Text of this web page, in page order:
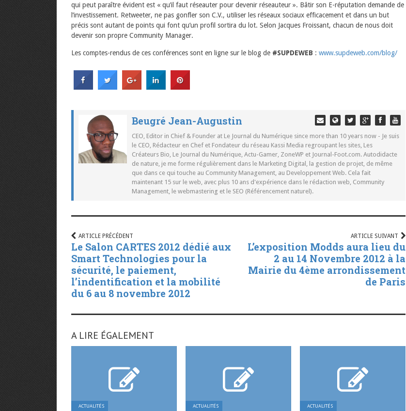
qui peut paraître évident est « qu’il faut réseauter pour devenir réseauteur ». Bâtir son E-réputation demande de
l’investissement. Retweeter, ne pas gonfler son C.V., utiliser les réseaux sociaux efficacement et dans un but
précis sont autant de points qui font qu’un profil sortira du lot. Selon Jacques Froissant, chacun de nous doit
devenir son propre Community Manager.
Les comptes-rendus de ces conférences sont en ligne sur le blog de #SUPDEWEB : www.supdeweb.com/blog/
Beugré Jean-Augustin
CEO, Editor in Chief & Founder at Le Journal du Numérique since more than 10 years now - Je suis
le CEO, Rédacteur en Chef et Fondateur du réseau Kassi Media regroupant les sites, Les
Créateurs Bio, Le Journal du Numérique, Actu-Gamer, ZoneWP et Journal-Foot.com. Autodidacte
de nature, je me forme régulièrement dans le Marketing Digital, la gestion de projet, de même
que dans ce qui touche au Community Management, au Developpement Web. Cela fait
maintenant 15 sur le web, avec plus 10 ans d'expérience dans le rédaction web, Community
Management, le webmastering et le SEO (Référencement naturel).
ARTICLE PRÉCÉDENT
Le Salon CARTES 2012 dédié aux
Smart Technologies pour la
sécurité, le paiement,
l’indentification et la mobilité
du 6 au 8 novembre 2012
ARTICLE SUIVANT
L’exposition Modds aura lieu du
2 au 14 Novembre 2012 à la
Mairie du 4ème arrondissement
de Paris
A LIRE ÉGALEMENT
ACTUALITÉS ACTUALITÉS ACTUALITÉS